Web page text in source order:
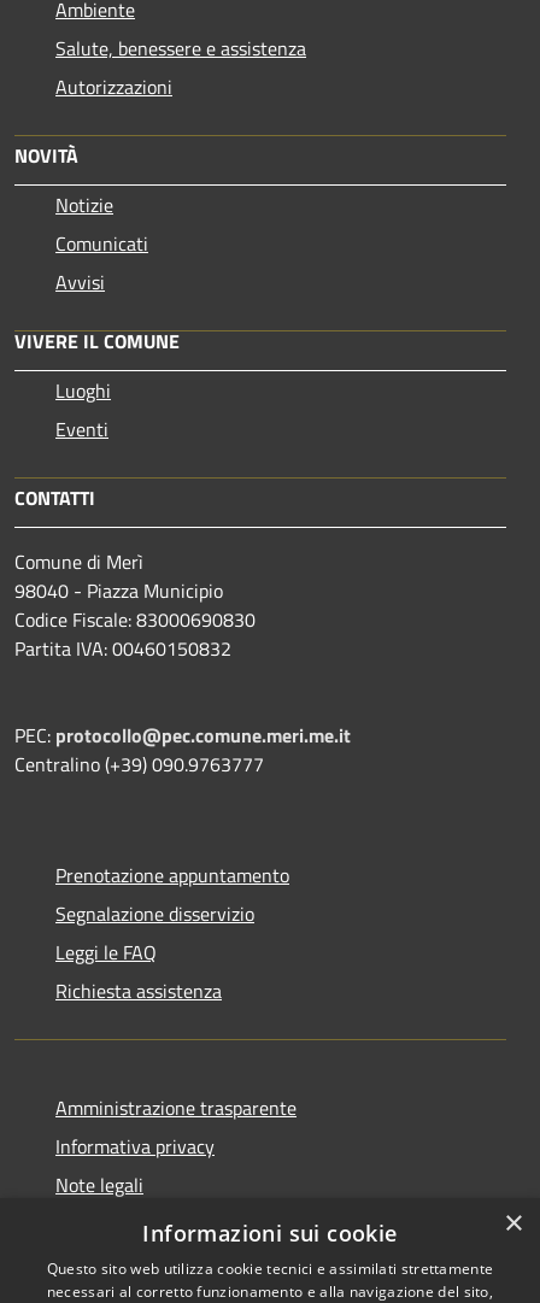
Ambiente
Salute, benessere e assistenza
Autorizzazioni
NOVITÀ
Notizie
Comunicati
Avvisi
VIVERE IL COMUNE
Luoghi
Eventi
CONTATTI
Comune di Merì
98040 - Piazza Municipio
Codice Fiscale: 83000690830
Partita IVA: 00460150832
PEC: protocollo@pec.comune.meri.me.it
Centralino (+39) 090.9763777
Prenotazione appuntamento
Segnalazione disservizio
Leggi le FAQ
Richiesta assistenza
Amministrazione trasparente
Informativa privacy
Note legali
Dichiarazione di accessibilità
×
Informazioni sui cookie
Questo sito web utilizza cookie tecnici e assimilati strettamente
necessari al corretto funzionamento e alla navigazione del sito,